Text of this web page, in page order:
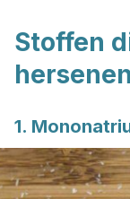
Stoffen
1.